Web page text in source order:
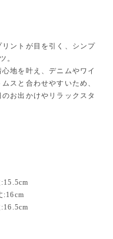
ントが目を引く、シンプ
。
地を叶え、デニムやワイ
スと合わせやすいため、
お出かけやリラックスタ
:16cm